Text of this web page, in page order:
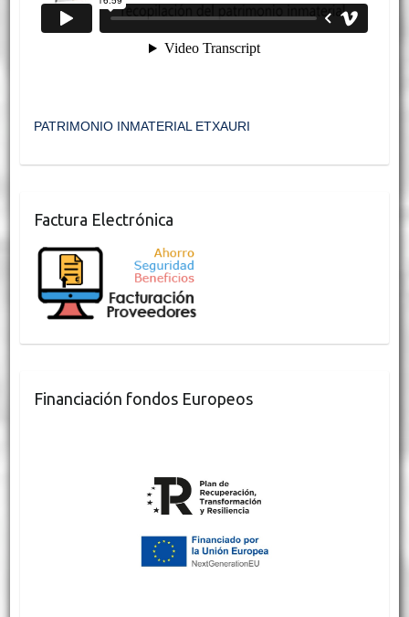
PATRIMONIO INMATERIAL ETXAURI
Factura Electrónica
Financiación fondos Europeos